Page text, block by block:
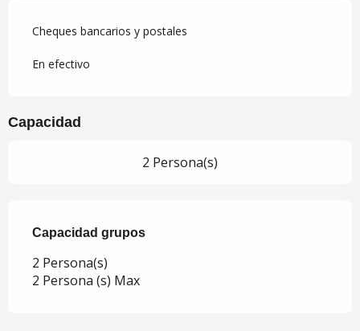
Cheques bancarios y postales
En efectivo
Capacidad
2 Persona(s)
Capacidad grupos
Capacidad grupos
2 Persona(s)
2 Persona (s) Max